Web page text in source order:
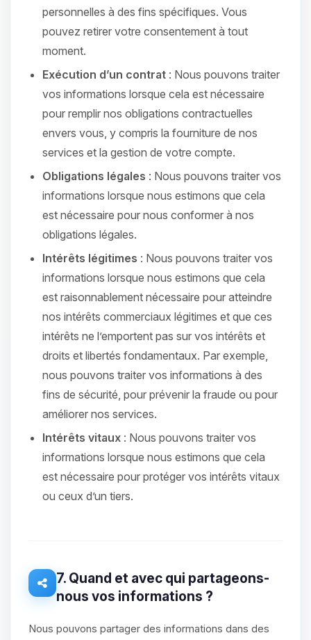
personnelles à des fins spécifiques. Vous
pouvez retirer votre consentement à tout
moment.
Exécution d’un contrat : Nous pouvons traiter
vos informations lorsque cela est nécessaire
pour remplir nos obligations contractuelles
envers vous, y compris la fourniture de nos
services et la gestion de votre compte.
Obligations légales : Nous pouvons traiter vos
informations lorsque nous estimons que cela
est nécessaire pour nous conformer à nos
obligations légales.
Intérêts légitimes : Nous pouvons traiter vos
informations lorsque nous estimons que cela
est raisonnablement nécessaire pour atteindre
nos intérêts commerciaux légitimes et que ces
intérêts ne l’emportent pas sur vos intérêts et
droits et libertés fondamentaux. Par exemple,
nous pouvons traiter vos informations à des
fins de sécurité, pour prévenir la fraude ou pour
améliorer nos services.
Intérêts vitaux : Nous pouvons traiter vos
informations lorsque nous estimons que cela
est nécessaire pour protéger vos intérêts vitaux
ou ceux d’un tiers.
7. Quand et avec qui partageons-
nous vos informations ?
Nous pouvons partager des informations dans des